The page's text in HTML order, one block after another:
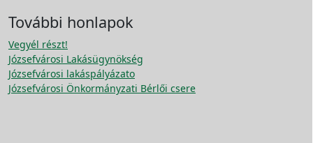
További honlapok
Vegyél részt!
Józsefvárosi Lakásügynökség
Józsefvárosi lakáspályázato
Józsefvárosi Önkormányzati Bérlői csere